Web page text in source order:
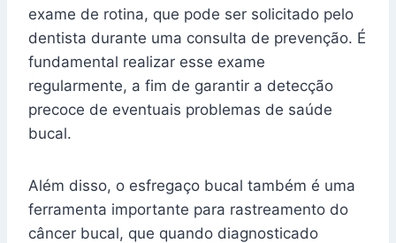
exame de rotina, que pode ser solicitado pelo
dentista durante uma consulta de prevenção. É
fundamental realizar esse exame
regularmente, a fim de garantir a detecção
precoce de eventuais problemas de saúde
bucal.
Além disso, o esfregaço bucal também é uma
ferramenta importante para rastreamento do
câncer bucal, que quando diagnosticado